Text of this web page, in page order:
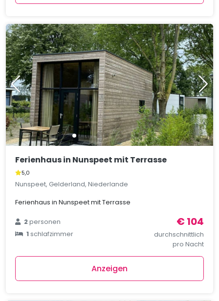
Ferienhaus in Nunspeet mit Terrasse
5,0
Nunspeet, Gelderland, Niederlande
Ferienhaus in Nunspeet mit Terrasse
2personen
1schlafzimmer
€ 104
durchschnittlich
pro Nacht
Anzeigen